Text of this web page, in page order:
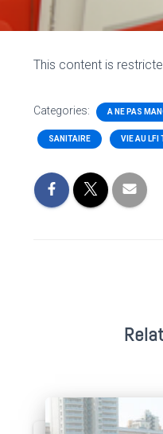
This content is
Categories: A NE PAS
SANITAIRE VIE AU LFI